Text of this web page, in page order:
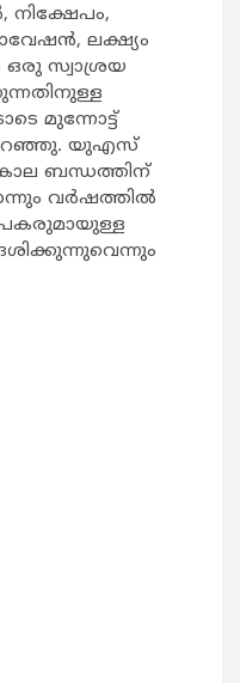
ലക്ഷ്യം
ഒരു സ്വാശ്രയ
മുന്നോട്ട്
യുഎസ്
ബന്ധത്തിന്
വര്‍ഷത്തില്‍